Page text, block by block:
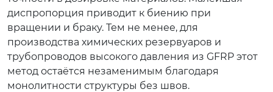
диспропорция приводит к биению при
вращении и браку. Тем не менее, для
производства химических резервуаров и
трубопроводов высокого давления из GFRP этот
метод остаётся незаменимым благодаря
монолитности структуры без швов.